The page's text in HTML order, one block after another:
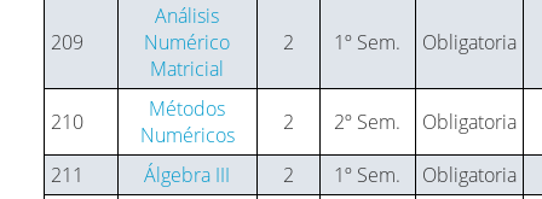
209
Análisis
Numérico
Matricial
2 1º Sem. Obligatoria
210
Métodos
Numéricos
2 2º Sem.
Obligatoria
211
Álgebra III 2 1º Sem.
Obligatoria